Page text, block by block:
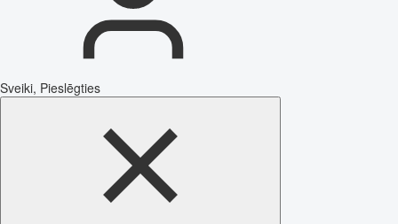
Sveiki, Pieslēgties